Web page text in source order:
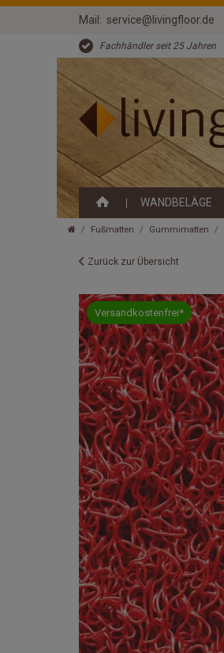
Mail: service@livingfloor.de
Fachhändler seit 25 Jahren
WANDBELÄGE
Fußmatten Gummimatten
Zurück zur Übersicht
Versandkostenfrei*